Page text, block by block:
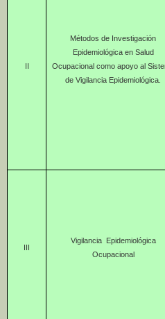
II
Métodos de Investigación
Epidemiológica en Salud
Ocupacional como apoyo al
de Vigilancia Epidemiológica.
III
Vigilancia Epidemiológica
Ocupacional